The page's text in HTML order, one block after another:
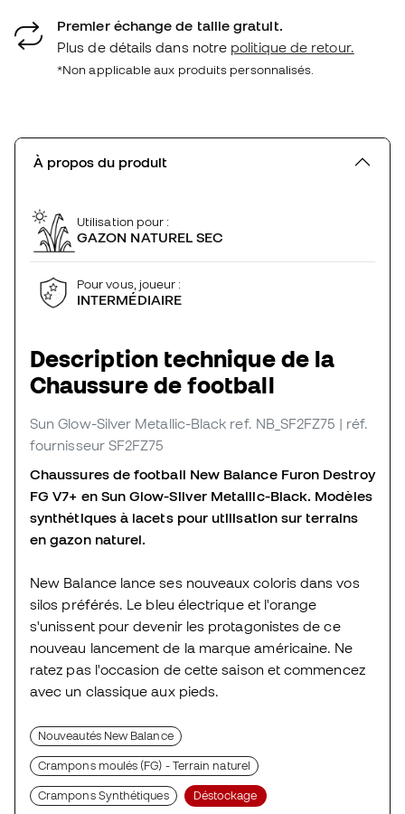
Premier échange de taille gratuit.
Plus de détails dans notre politique de retour.
*Non applicable aux produits personnalisés.
À propos du produit
Utilisation pour :
GAZON NATUREL SEC
Pour vous, joueur :
INTERMÉDIAIRE
Description technique de la
Chaussure de football
Sun Glow-Silver Metallic-Black ref. NB_SF2FZ75 | réf.
fournisseur SF2FZ75
Chaussures de football New Balance Furon Destroy
FG V7+ en Sun Glow-Silver Metallic-Black. Modèles
synthétiques à lacets pour utilisation sur terrains
en gazon naturel.
New Balance lance ses nouveaux coloris dans vos
silos préférés. Le bleu électrique et l'orange
s'unissent pour devenir les protagonistes de ce
nouveau lancement de la marque américaine. Ne
ratez pas l'occasion de cette saison et commencez
avec un classique aux pieds.
Nouveautés New Balance
Crampons moulés (FG) - Terrain naturel
Crampons Synthétiques Déstockage